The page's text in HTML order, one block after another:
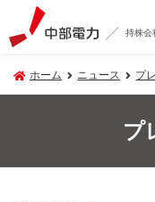
持株会
ホーム ニュース プ
プ